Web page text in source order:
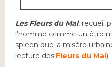
Les Fleurs du Mal, recueil
l’homme comme un être
spleen que la misère
lecture des Fleurs du Mal)